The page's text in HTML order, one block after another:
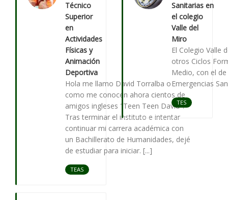
Técnico
Superior
en
Actividades
Físicas y
Animación
Deportiva
Hola me llamo David Torralba o
como me conocen ahora cientos de
amigos ingleses "Teen Teen David".
Tras terminar el instituto e intentar
continuar mi carrera académica con
un Bachillerato de Humanidades, dejé
de estudiar para iniciar. [...]
TEAS
Sanitarias en
el colegio
Valle del
Miro
El Colegio Valle
otros Ciclos
Medio, con el
Emergencias
TES